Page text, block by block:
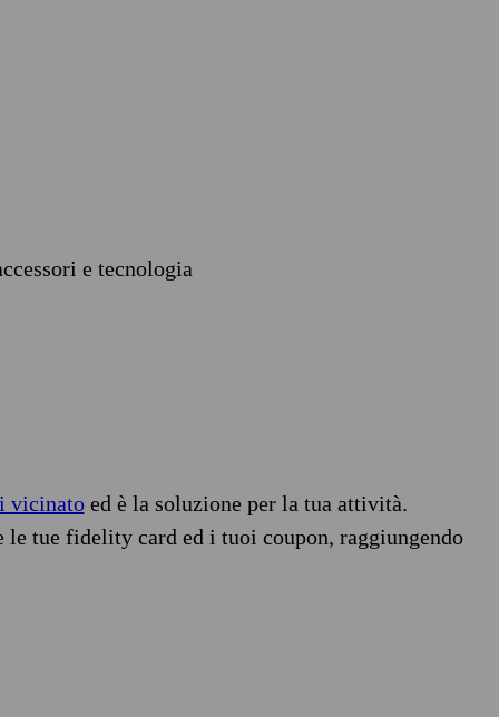
e tecnologia
vicinatoed è la soluzione per la tua attività.
tue fidelity card ed i tuoi coupon, raggiungendo